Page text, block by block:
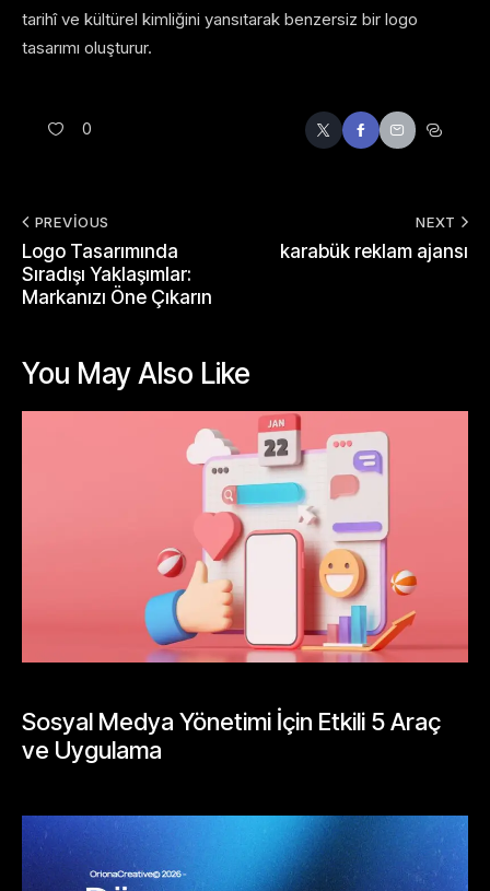
tarihî ve kültürel kimliğini yansıtarak benzersiz bir logo
tasarımı oluşturur.
0
PREVIOUS
Logo Tasarımında
Sıradışı Yaklaşımlar:
Markanızı Öne Çıkarın
NEXT
karabük reklam ajansı
You May Also Like
Sosyal Medya Yönetimi İçin Etkili 5 Araç
ve Uygulama